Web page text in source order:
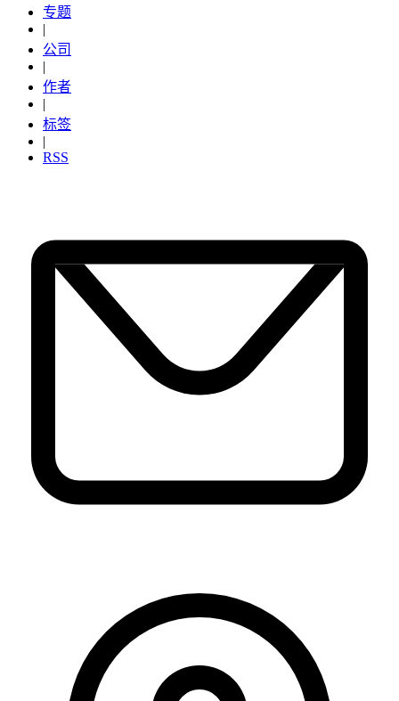
专题
|
公司
|
作者
|
标签
|
RSS